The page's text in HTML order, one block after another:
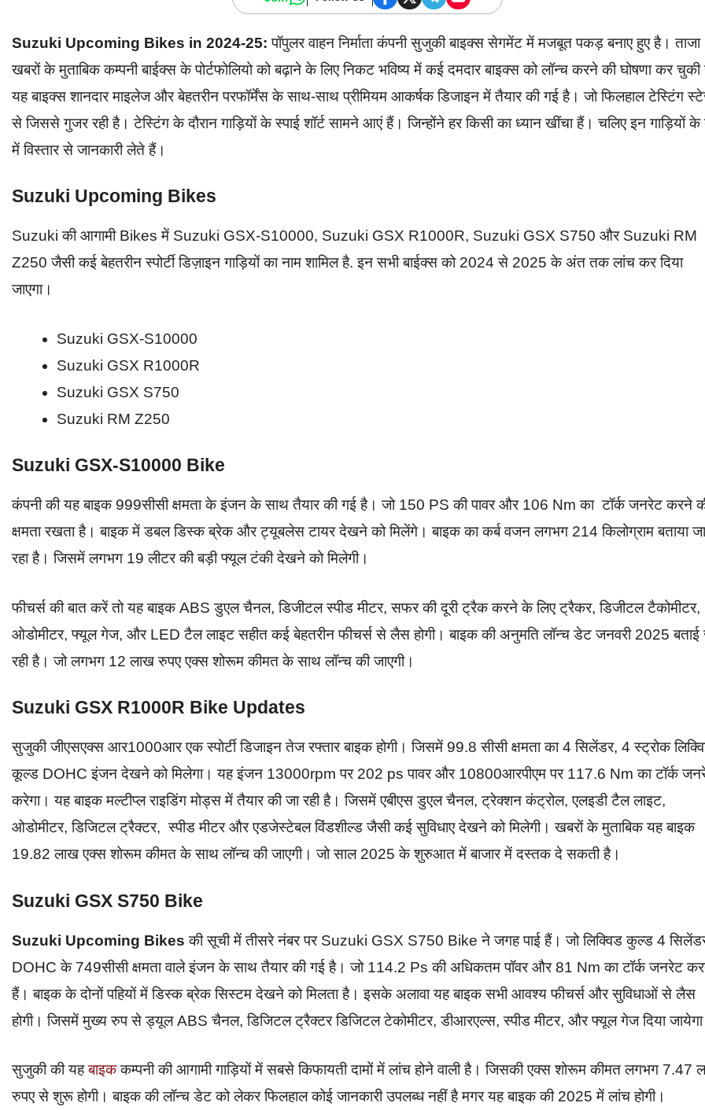
Suzuki Upcoming Bikes in 2024-25: पॉपुलर वाहन निर्माता कंपनी सुजुकी बाइक्स सेगमेंट में मजबूत पकड़ बनाए हुए है। ताजा
खबरों के मुताबिक कम्पनी बाईक्स के पोर्टफोलियो को बढ़ाने के लिए निकट भविष्य में कई दमदार बाइक्स को लॉन्च करने की घोषणा कर चुकी
यह बाइक्स शानदार माइलेज और बेहतरीन परफॉर्मेंस के साथ-साथ प्रीमियम आकर्षक डिजाइन में तैयार की गई है। जो फिलहाल टेस्टिंग
से जिससे गुजर रही है। टेस्टिंग के दौरान गाड़ियों के स्पाई शॉर्ट सामने आएं हैं। जिन्होंने हर किसी का ध्यान खींचा हैं। चलिए इन गाड़ियों के
में विस्तार से जानकारी लेते हैं।
Suzuki Upcoming Bikes
Suzuki की आगामी Bikes में Suzuki GSX-S10000, Suzuki GSX R1000R, Suzuki GSX S750 और Suzuki RM
Z250 जैसी कई बेहतरीन स्पोर्टी डिज़ाइन गाड़ियों का नाम शामिल है. इन सभी बाईक्स को 2024 से 2025 के अंत तक लांच कर दिया
जाएगा।
Suzuki GSX-S10000
Suzuki GSX R1000R
Suzuki GSX S750
Suzuki RM Z250
Suzuki GSX-S10000 Bike
कंपनी की यह बाइक 999सीसी क्षमता के इंजन के साथ तैयार की गई है। जो 150 PS की पावर और 106 Nm का टॉर्क जनरेट करने
क्षमता रखता है। बाइक में डबल डिस्क ब्रेक और ट्यूबलेस टायर देखने को मिलेंगे। बाइक का कर्ब वजन लगभग 214 किलोग्राम बताया जा
रहा है। जिसमें लगभग 19 लीटर की बड़ी फ्यूल टंकी देखने को मिलेगी।
फीचर्स की बात करें तो यह बाइक ABS डुएल चैनल, डिजीटल स्पीड मीटर, सफर की दूरी ट्रैक करने के लिए ट्रैकर, डिजीटल टैकोमीटर,
ओडोमीटर, फ्यूल गेज, और LED टैल लाइट सहीत कई बेहतरीन फीचर्स से लैस होगी। बाइक की अनुमति लॉन्च डेट जनवरी 2025 बताई
रही है। जो लगभग 12 लाख रुपए एक्स शोरूम कीमत के साथ लॉन्च की जाएगी।
Suzuki GSX R1000R Bike Updates
सुजुकी जीएसएक्स आर1000आर एक स्पोर्टी डिजाइन तेज रफ्तार बाइक होगी। जिसमें 99.8 सीसी क्षमता का 4 सिलेंडर, 4 स्ट्रोक
कूल्ड DOHC इंजन देखने को मिलेगा। यह इंजन 13000rpm पर 202 ps पावर और 10800आरपीएम पर 117.6 Nm का टॉर्क
करेगा। यह बाइक मल्टीप्ल राइडिंग मोड्स में तैयार की जा रही है। जिसमें एबीएस डुएल चैनल, ट्रेक्शन कंट्रोल, एलइडी टैल लाइट,
ओडोमीटर, डिजिटल ट्रैक्टर, स्पीड मीटर और एडजेस्टेबल विंडशील्ड जैसी कई सुविधाए देखने को मिलेगी। खबरों के मुताबिक यह बाइक
19.82 लाख एक्स शोरूम कीमत के साथ लॉन्च की जाएगी। जो साल 2025 के शुरुआत में बाजार में दस्तक दे सकती है।
Suzuki GSX S750 Bike
Suzuki Upcoming Bikes की सूची में तीसरे नंबर पर Suzuki GSX S750 Bike ने जगह पाई हैं। जो लिक्विड कुल्ड 4
DOHC के 749सीसी क्षमता वाले इंजन के साथ तैयार की गई है। जो 114.2 Ps की अधिकतम पॉवर और 81 Nm का टॉर्क जनरेट
हैं। बाइक के दोनों पहियों में डिस्क ब्रेक सिस्टम देखने को मिलता है। इसके अलावा यह बाइक सभी आवश्य फीचर्स और सुविधाओं से लैस
होगी। जिसमें मुख्य रुप से ड्यूल ABS चैनल, डिजिटल ट्रैक्टर डिजिटल टेकोमीटर, डीआरएल्स, स्पीड मीटर, और फ्यूल गेज दिया
सुजुकी की यहबाइककम्पनी की आगामी गाड़ियों में सबसे किफायती दामों में लांच होने वाली है। जिसकी एक्स शोरूम कीमत लगभग 7.47
रुपए से शुरू होगी। बाइक की लॉन्च डेट को लेकर फिलहाल कोई जानकारी उपलब्ध नहीं है मगर यह बाइक की 2025 में लांच होगी।